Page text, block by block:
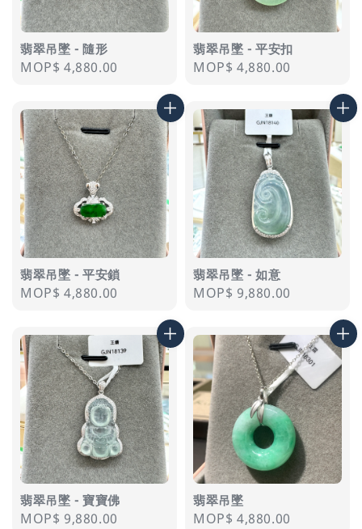
翡翠吊墜 - 隨形
Regular
MOP$ 4,880.00
翡翠吊墜 - 平安扣
Regular
MOP$ 4,880.00
翡翠吊墜 - 平安鎖
Regular
MOP$ 4,880.00
翡翠吊墜 - 如意
Regular
MOP$ 9,880.00
翡翠吊墜 - 寶寶佛
Regular
MOP$ 9,880.00
翡翠吊墜
Regular
MOP$ 4,880.00